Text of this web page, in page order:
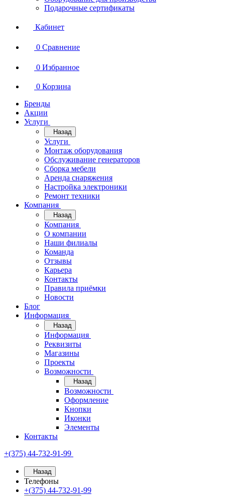
Подарочные сертификаты
Кабинет
0 Сравнение
0 Избранное
0 Корзина
Бренды
Акции
Услуги
Назад
Услуги
Монтаж оборудования
Обслуживание генераторов
Сборка мебели
Аренда снаряжения
Настройка электроники
Ремонт техники
Компания
Назад
Компания
О компании
Наши филиалы
Команда
Отзывы
Карьера
Контакты
Правила приёмки
Новости
Блог
Информация
Назад
Информация
Реквизиты
Магазины
Проекты
Возможности
Назад
Возможности
Оформление
Кнопки
Иконки
Элементы
Контакты
+(375) 44-732-91-99
Назад
Телефоны
+(375) 44-732-91-99